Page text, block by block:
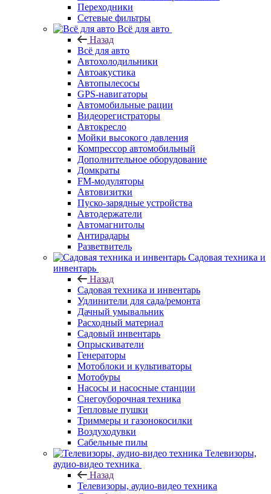
Переходники
Сетевые фильтры
Всё для авто
Назад
Всё для авто
Автохолодильники
Автоакустика
Автопылесосы
GPS-навигаторы
Автомобильные рации
Видеорегистраторы
Автокресло
Мойки высокого давления
Компрессор автомобильный
Дополнительное оборудование
Домкраты
FM-модуляторы
Автовизитки
Пуско-зарядные устройства
Автодержатели
Автомагнитолы
Антирадары
Разветвитель
Садовая техника и
инвентарь
Назад
Садовая техника и инвентарь
Удлинители для сада/ремонта
Дачный умывальник
Расходный материал
Садовый инвентарь
Опрыскиватели
Генераторы
Мотоблоки и культиваторы
Мотобуры
Насосы и насосные станции
Снегоуборочная техника
Тепловые пушки
Триммеры и газонокосилки
Воздуходувки
Сабельные пилы
Телевизоры,
аудио-видео техника
Назад
Телевизоры, аудио-видео техника